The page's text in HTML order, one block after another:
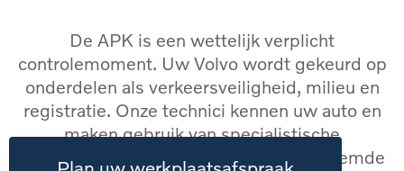
De APK is een wettelijk verplicht
controlemoment. Uw Volvo wordt gekeurd op
onderdelen als verkeersveiligheid, milieu en
registratie. Onze technici kennen uw auto en
maken gebruik van specialistische
gereedschappen en op úw Volvo afgestemde